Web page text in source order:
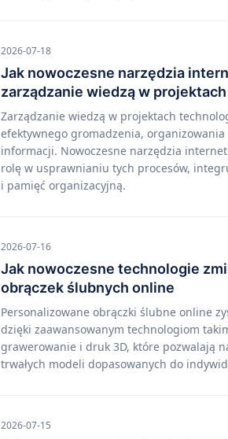
2026-07-18
Jak nowoczesne narzędzia
zarządzanie wiedzą w
Zarządzanie wiedzą w projektach
efektywnego gromadzenia,
informacji. Nowoczesne narzędzia
rolę w usprawnianiu tych procesów,
i pamięć organizacyjną.
2026-07-16
Jak nowoczesne technologie
obrączek ślubnych online
Personalizowane obrączki ślubne online
dzięki zaawansowanym technologiom
grawerowanie i druk 3D, które pozwalają
trwałych modeli dopasowanych do
2026-07-15